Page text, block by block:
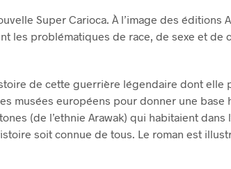
Super Carioca. À l’image des éditions
les problématiques de race, de sexe et de
de cette guerrière légendaire dont elle
musées européens pour donner une base
(de l’ethnie Arawak) qui habitaient
soit connue de tous. Le roman est